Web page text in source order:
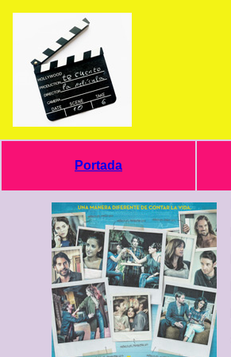
Portada